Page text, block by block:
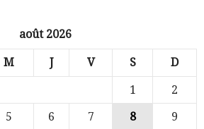
août 2026
M J V S D
1
2
5 6 7 8
9